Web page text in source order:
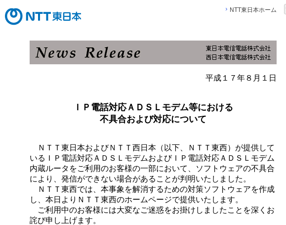
NTT東日本ホーム
平成１７年８月１日
ＩＰ電話対応ＡＤＳＬモデム等における
不具合および対応について
ＮＴＴ東日本およびＮＴＴ西日本（以下、ＮＴＴ東西）が提供して
いるＩＰ電話対応ＡＤＳＬモデムおよびＩＰ電話対応ＡＤＳＬモデム
内蔵ルータをご利用のお客様の一部において、ソフトウェアの不具合
により、発信ができない場合があることが判明いたしました。
ＮＴＴ東西では、本事象を解消するための対策ソフトウェアを作成
し、本日よりＮＴＴ東西のホームページで提供いたします。
ご利用中のお客様には大変なご迷惑をお掛けしましたことを深くお
詫び申し上げます。